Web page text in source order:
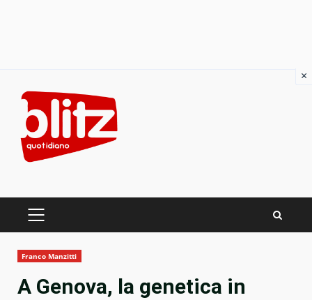
content
PRIMARY
Franco Manzitti
A Genova, la genetica in
×